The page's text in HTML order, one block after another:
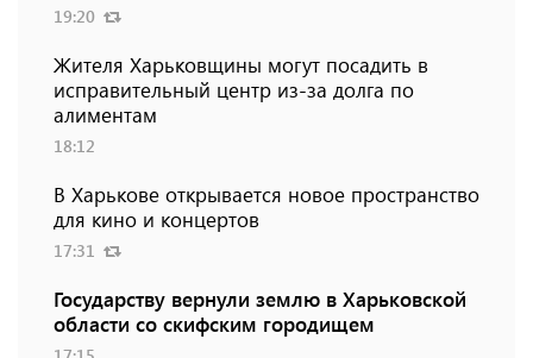
19:20
Жителя Харьковщины могут посадить в
исправительный центр из-за долга по
алиментам
18:12
В Харькове открывается новое пространство
для кино и концертов
17:31
Государству вернули землю в Харьковской
области со скифским городищем